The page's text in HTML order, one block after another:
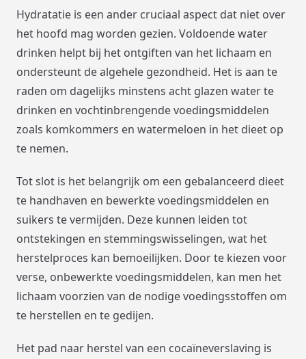
Hydratatie is een ander cruciaal aspect dat niet over
het hoofd mag worden gezien. Voldoende water
drinken helpt bij het ontgiften van het lichaam en
ondersteunt de algehele gezondheid. Het is aan te
raden om dagelijks minstens acht glazen water te
drinken en vochtinbrengende voedingsmiddelen
zoals komkommers en watermeloen in het dieet op
te nemen.
Tot slot is het belangrijk om een gebalanceerd dieet
te handhaven en bewerkte voedingsmiddelen en
suikers te vermijden. Deze kunnen leiden tot
ontstekingen en stemmingswisselingen, wat het
herstelproces kan bemoeilijken. Door te kiezen voor
verse, onbewerkte voedingsmiddelen, kan men het
lichaam voorzien van de nodige voedingsstoffen om
te herstellen en te gedijen.
Het pad naar herstel van een cocaïneverslaving is